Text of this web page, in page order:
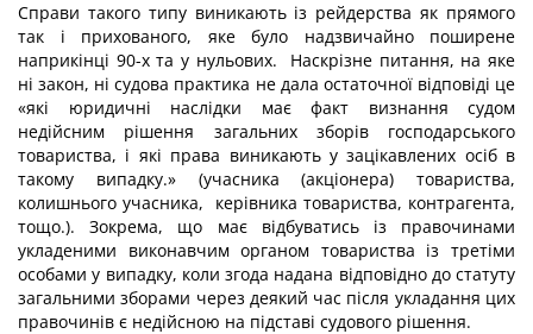
Справи такого типу виникають із рейдерства як прямого
так і прихованого, яке було надзвичайно поширене
наприкінці 90-х та у нульових. Наскрізне питання, на яке
ні закон, ні судова практика не дала остаточної відповіді це
«які юридичні наслідки має факт визнання судом
недійсним рішення загальних зборів господарського
товариства, і які права виникають у зацікавлених осіб в
такому випадку.» (учасника (акціонера) товариства,
колишнього учасника, керівника товариства, контрагента,
тощо.). Зокрема, що має відбуватись із правочинами
укладеними виконавчим органом товариства із третіми
особами у випадку, коли згода надана відповідно до статуту
загальними зборами через деякий час після укладання цих
правочинів є недійсною на підставі судового рішення.